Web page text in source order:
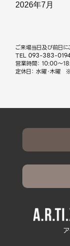
2026年7月
ご来場当日及び前日に
TEL093-383-
営業時間： 10:00～
定休日： 水曜・木曜